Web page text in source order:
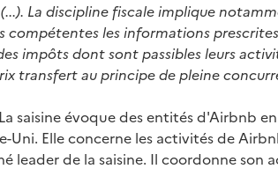
La discipline fiscale implique
compétentes les informations prescrites
impôts dont sont passibles leurs
transfert au principe de pleine
saisine évoque des entités d'Airbnb
Uni. Elle concerne les activités de
leader de la saisine. Il coordonne son